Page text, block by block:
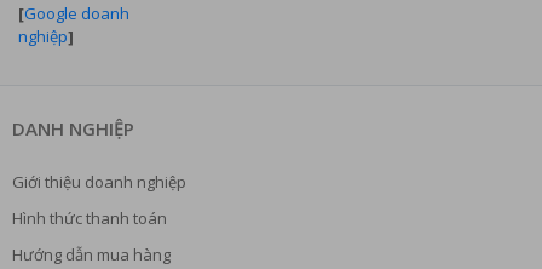
[Google doanh
nghiệp]
DANH NGHIỆP
Giới thiệu doanh nghiệp
Hình thức thanh toán
Hướng dẫn mua hàng